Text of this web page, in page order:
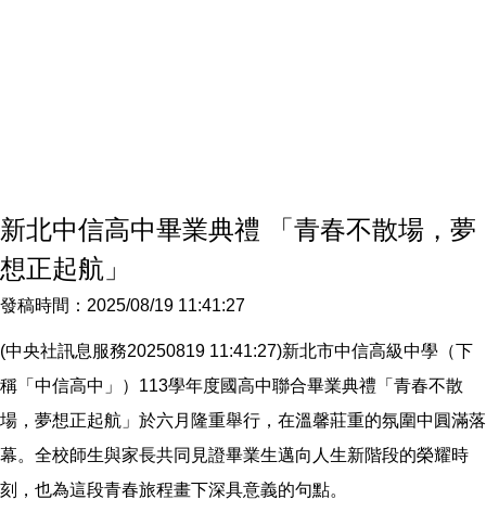
新北中信高中畢業典禮 「青春不散場，夢
想正起航」
發稿時間：2025/08/19 11:41:27
(中央社訊息服務20250819 11:41:27)新北市中信高級中學（下
稱「中信高中」）113學年度國高中聯合畢業典禮「青春不散
場，夢想正起航」於六月隆重舉行，在溫馨莊重的氛圍中圓滿落
幕。全校師生與家長共同見證畢業生邁向人生新階段的榮耀時
刻，也為這段青春旅程畫下深具意義的句點。